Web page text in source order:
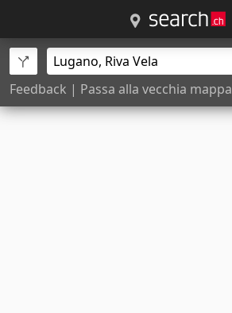
Feedback | Passa alla vecchia mappa